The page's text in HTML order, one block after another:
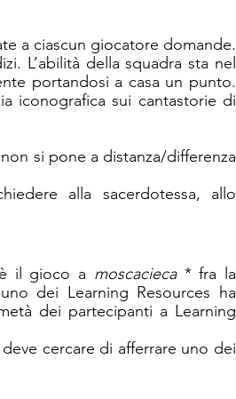
a ciascun giocatore domande.
L’abilità della squadra sta nel
portandosi a casa un punto.
iconografica sui cantastorie di
si pone a distanza/differenza
alla sacerdotessa, allo
il gioco a moscacieca * fra la
dei Learning Resources ha
dei partecipanti a Learning
cercare di afferrare uno dei